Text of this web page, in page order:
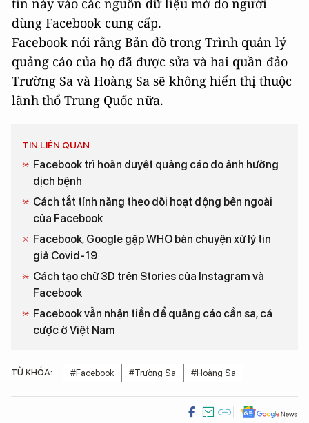
tin này vào các nguồn dữ liệu mở do người
dùng Facebook cung cấp.
Facebook nói rằng Bản đồ trong Trình quản lý
quảng cáo của họ đã được sửa và hai quần đảo
Trường Sa và Hoàng Sa sẽ không hiển thị thuộc
lãnh thổ Trung Quốc nữa.
TIN LIÊN QUAN
Facebook trì hoãn duyệt quảng cáo do ảnh hưởng
dịch bệnh
Cách tắt tính năng theo dõi hoạt động bên ngoài
của Facebook
Facebook, Google gặp WHO bàn chuyện xử lý tin
giả Covid-19
Cách tạo chữ 3D trên Stories của Instagram và
Facebook
Facebook vẫn nhận tiền để quảng cáo cần sa, cá
cược ở Việt Nam
TỪ KHÓA: #Facebook #Trường Sa #Hoàng Sa